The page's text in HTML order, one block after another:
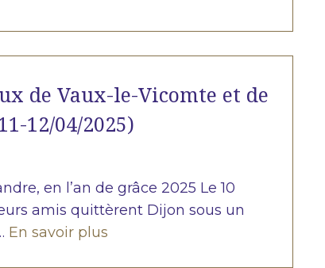
de Vaux-le-Vicomte et de
12/04/2025)
en l’an de grâce 2025 Le 10
amis quittèrent Dijon sous un
En savoir plus